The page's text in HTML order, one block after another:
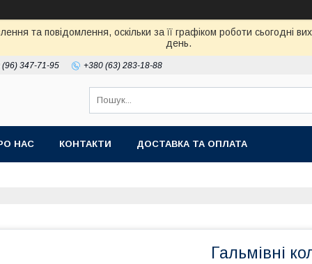
та повідомлення, оскільки за її графіком роботи сьогодні
день.
(96) 347-71-95 +380 (63) 283-18-88
НАС КОНТАКТИ ДОСТАВКА ТА ОПЛАТА
Гальмівні